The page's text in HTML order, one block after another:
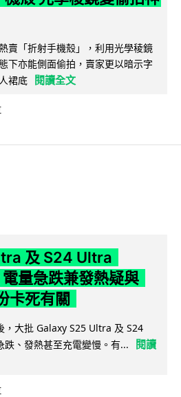
賣「折射手機殼」，利用光學稜鏡
下亦能側面偷拍，賣家更以暗示字
裙底 閱讀全文
及 S24 Ultra
量急跌兼發熱疑與
卡死有關
大批 Galaxy S25 Ultra 及 S24
、發熱甚至充電變慢。有...
閱讀